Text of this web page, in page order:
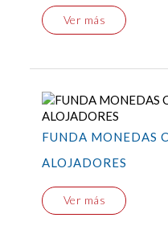
Ver más
FUNDA MONEDAS
ALOJADORES
Ver más